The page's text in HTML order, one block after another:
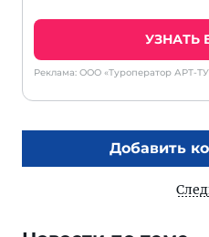
УЗНАТЬ
Реклама: ООО «Туроператор АРТ-
Добавить